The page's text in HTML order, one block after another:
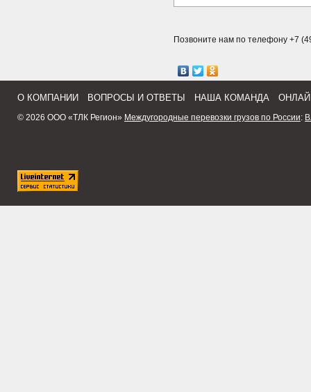
Позвоните нам по телефону +7
О КОМПАНИИ ВОПРОСЫ И ОТВЕТЫ НАША КОМАНДА
© 2026 ООО «ТЛК Регион» Междугородные перевозки грузов по России: